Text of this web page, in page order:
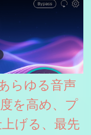
らゆる音声
を高め、プ
げる、最先